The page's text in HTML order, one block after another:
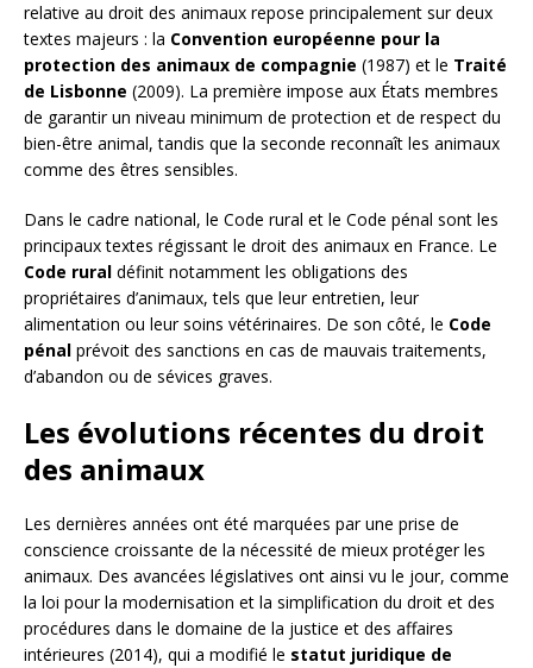
relative au droit des animaux repose principalement sur deux
textes majeurs : la Convention européenne pour la
protection des animaux de compagnie (1987) et le Traité
de Lisbonne (2009). La première impose aux États membres
de garantir un niveau minimum de protection et de respect du
bien-être animal, tandis que la seconde reconnaît les animaux
comme des êtres sensibles.
Dans le cadre national, le Code rural et le Code pénal sont les
principaux textes régissant le droit des animaux en France. Le
Code rural définit notamment les obligations des
propriétaires d’animaux, tels que leur entretien, leur
alimentation ou leur soins vétérinaires. De son côté, le Code
pénal prévoit des sanctions en cas de mauvais traitements,
d’abandon ou de sévices graves.
Les évolutions récentes du droit
des animaux
Les dernières années ont été marquées par une prise de
conscience croissante de la nécessité de mieux protéger les
animaux. Des avancées législatives ont ainsi vu le jour, comme
la loi pour la modernisation et la simplification du droit et des
procédures dans le domaine de la justice et des affaires
intérieures (2014), qui a modifié le statut juridique de